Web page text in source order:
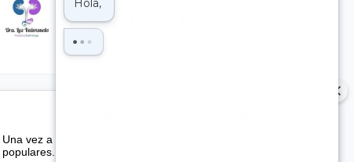
Una vez a la semana enviamos un correo con los artículos más
populares.